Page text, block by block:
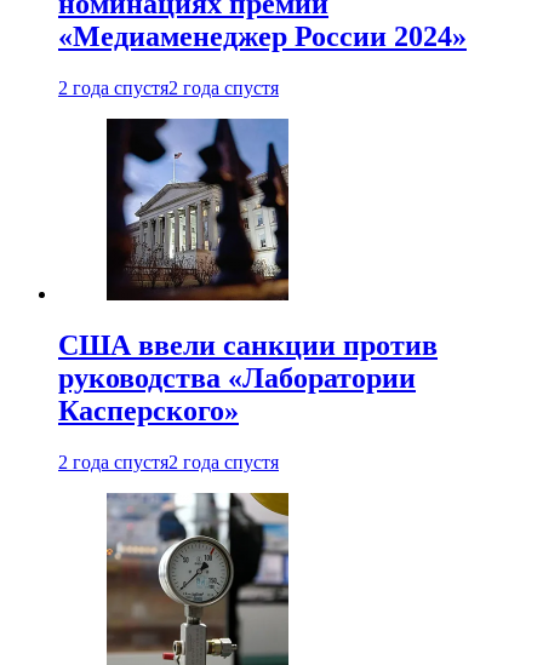
«Медиаменеджер России 2024»
2 года спустя2 года спустя
США ввели санкции против
руководства «Лаборатории
Касперского»
2 года спустя2 года спустя